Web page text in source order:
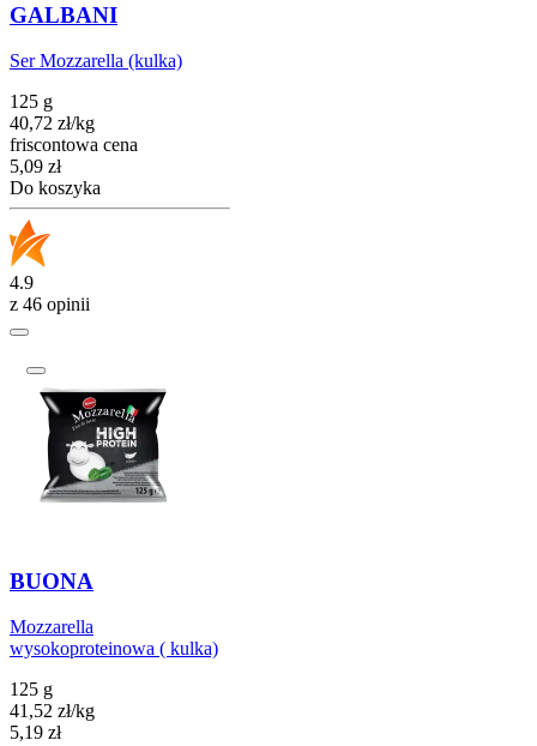
GALBANI
Ser Mozzarella (kulka)
125 g
40,72 zł/kg
friscontowa cena
Cena
5,09 zł
Do koszyka
4.9
z 46 opinii
BUONA
Mozzarella
wysokoproteinowa ( kulka)
125 g
41,52 zł/kg
Cena
5,19 zł